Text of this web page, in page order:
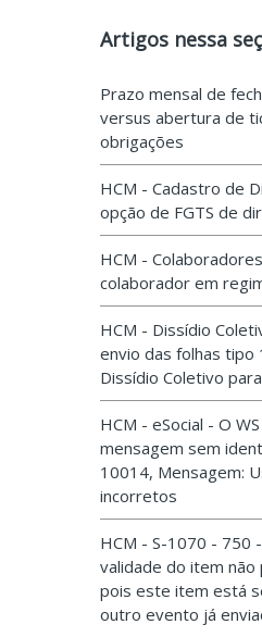
Artigos nessa
Prazo mensal de
versus abertura de
obrigações
HCM - Cadastro de
opção de FGTS de
HCM -
colaborador em
HCM - Dissídio
envio das folhas
Dissídio Coletivo
HCM - eSocial - O
mensagem sem
10014, Mensagem:
incorretos
HCM - S-1070 - 750
validade do item
pois este item está
outro evento já